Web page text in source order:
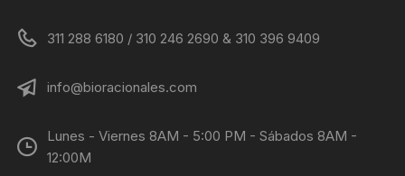
311 288 6180 / 310 246 2690 & 310 396 9409
info@bioracionales.com
Lunes - Viernes 8AM - 5:00 PM - Sábados 8AM -
12:00M